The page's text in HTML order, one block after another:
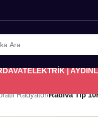
ELEKTRİK |
Radyatör/Radiva Tip